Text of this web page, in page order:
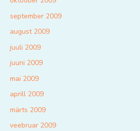
september 2009
august 2009
juuli 2009
juuni 2009
mai 2009
aprill 2009
märts 2009
veebruar 2009